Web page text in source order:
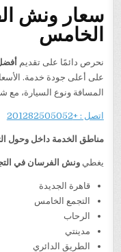
سعار ونش
الخامس
نحرص دائمًا على تقديم
على أعلى جودة خدمة.
المسافة ونوع السيارة،
اتصل : +201282505052
مناطق الخدمة داخل وحول
يغطيونش الفرسان في
قاهرة الجديدة
التجمع الخامس
الرحاب
مدينتي
الطريق الدائري